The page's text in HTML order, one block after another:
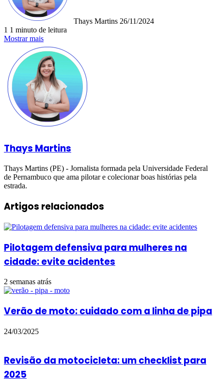
Thays Martins 26/11/2024
1 1 minuto de leitura
Mostrar mais
Thays Martins
Thays Martins (PE) - Jornalista formada pela Universidade Federal
de Pernambuco que ama pilotar e colecionar boas histórias pela
estrada.
Artigos relacionados
Pilotagem defensiva para mulheres na
cidade: evite acidentes
2 semanas atrás
Verão de moto: cuidado com a linha de pipa
24/03/2025
Revisão da motocicleta: um checklist para
2025